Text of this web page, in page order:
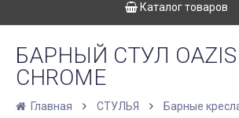
Каталог товаров
БАРНЫЙ СТУЛ OAZIS
CHROME
Главная СТУЛЬЯ
Барные